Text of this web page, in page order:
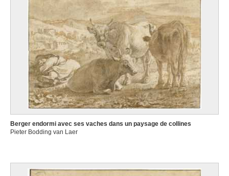
Berger endormi avec ses vaches dans un paysage de collines
Pieter Bodding van Laer